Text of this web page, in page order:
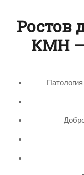
Ростов
КМН —